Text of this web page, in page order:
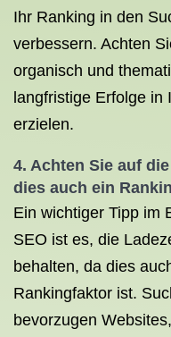
Ihr Ranking in den
verbessern. Achten
organisch und
langfristige Erfolge
erzielen.
4. Achten Sie auf
dies auch ein
Ein wichtiger Tipp im
SEO ist es, die
behalten, da dies
Rankingfaktor ist.
bevorzugen